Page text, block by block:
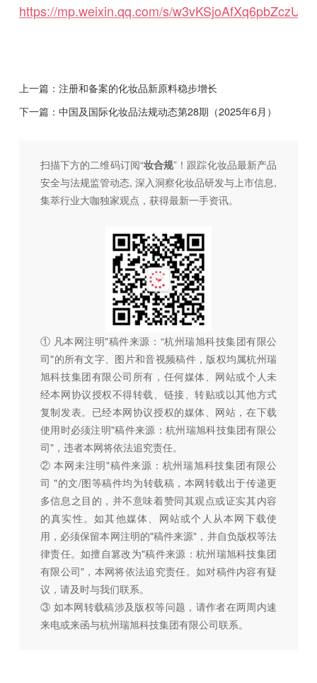
https://mp.weixin.qq.com/s/
上一篇： 注册和备案的化妆品新原料稳步增长
下一篇： 中国及国际化妆品法规动态第28期（2025年6月）
扫描下方的二维码订阅“妆合规”！跟踪化妆品最新产品
安全与法规监管动态, 深入洞察化妆品研发与上市信息,
集萃行业大咖独家观点，获得最新一手资讯。
① 凡本网注明"稿件来源：“杭州瑞旭科技集团有限公
司"的所有文字、图片和音视频稿件，版权均属杭州瑞
旭科技集团有限公司所有，任何媒体、网站或个人未
经本网协议授权不得转载、链接、转贴或以其他方式
复制发表。已经本网协议授权的媒体、网站，在下载
使用时必须注明"稿件来源：杭州瑞旭科技集团有限公
司"，违者本网将依法追究责任。
② 本网未注明"稿件来源：杭州瑞旭科技集团有限公
司 "的文/图等稿件均为转载稿，本网转载出于传递更
多信息之目的，并不意味着赞同其观点或证实其内容
的真实性。如其他媒体、网站或个人从本网下载使
用，必须保留本网注明的"稿件来源"，并自负版权等法
律责任。如擅自篡改为"稿件来源：杭州瑞旭科技集团
有限公司"，本网将依法追究责任。如对稿件内容有疑
议，请及时与我们联系。
③ 如本网转载稿涉及版权等问题，请作者在两周内速
来电或来函与杭州瑞旭科技集团有限公司联系。